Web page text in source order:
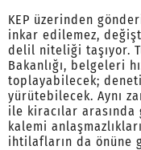
KEP üzerinden
inkar edilemez,
delil niteliği taşıyor.
Bakanlığı, belgeleri
toplayabilecek;
yürütebilecek. Aynı
ile kiracılar arasında
kalemi
ihtilafların da önüne